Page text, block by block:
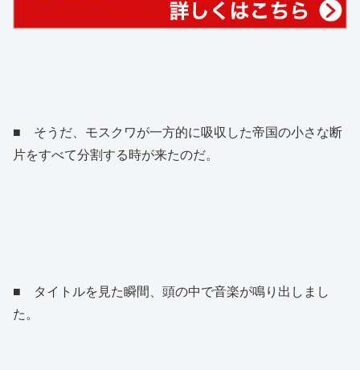
■ そうだ、モスクワが一方的に吸収した帝国の小さな断
片をすべて分割する時が来たのだ。
■ タイトルを見た瞬間、頭の中で音楽が鳴り出しまし
た。